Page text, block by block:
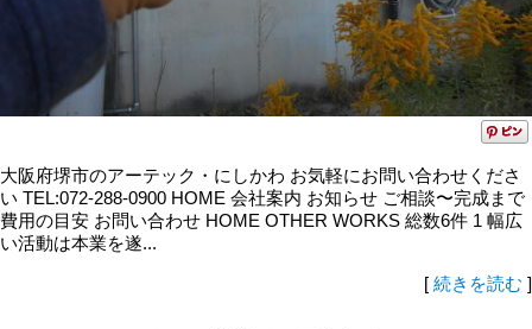
大阪府堺市のアーテック・にしかわ お気軽にお問い合わせくださ
い TEL:072-288-0900 HOME 会社案内 お知らせ ご相談〜完成まで
費用の目安 お問い合わせ HOME OTHER WORKS 総数6件 1 幅広
い活動は本業を遂...
[ 続きを読む ]